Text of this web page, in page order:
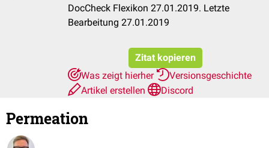
DocCheck Flexikon 27.01.2019. Letzte
Bearbeitung 27.01.2019
Zitat kopieren
Was zeigt hierher
Versionsgeschichte
Artikel erstellen
Discord
Permeation